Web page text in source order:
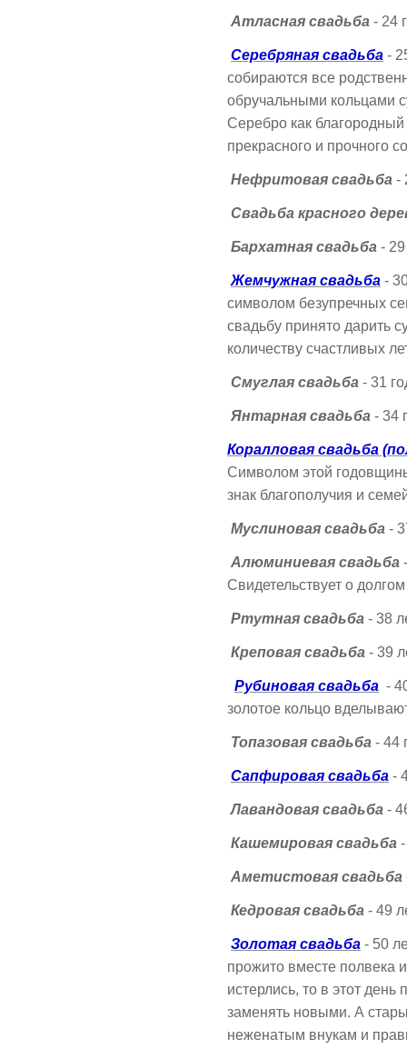
Атласная свадьба - 24
Серебряная свадьба -
собираются все
обручальными кольцами
Серебро как
прекрасного и прочного
Нефритовая свадьба -
Свадьба красного
Бархатная свадьба -
Жемчужная свадьба -
символом безупречных
свадьбу принято дарить
количеству счастливых
Смуглая свадьба - 31
Янтарная свадьба - 34
Коралловая свадьба
Символом этой
знак благополучия и
Муслиновая свадьба -
Алюминиевая свадьба
Свидетельствует о
Ртутная свадьба - 38
Креповая свадьба - 39
Рубиновая свадьба -
золотое кольцо
Топазовая свадьба - 44
Сапфировая свадьба -
Лавандовая свадьба -
Кашемировая свадьба
Аметистовая свадьба
Кедровая свадьба - 49
Золотая свадьба - 50
прожито вместе полвека
истерлись, то в этот
заменять новыми. А
неженатым внукам и